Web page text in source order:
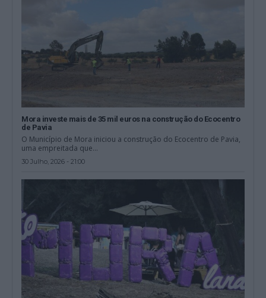
Mora investe mais de 35 mil euros na construção do Ecocentro
de Pavia
O Município de Mora iniciou a construção do Ecocentro de Pavia,
uma empreitada que...
30 Julho, 2026 - 21:00